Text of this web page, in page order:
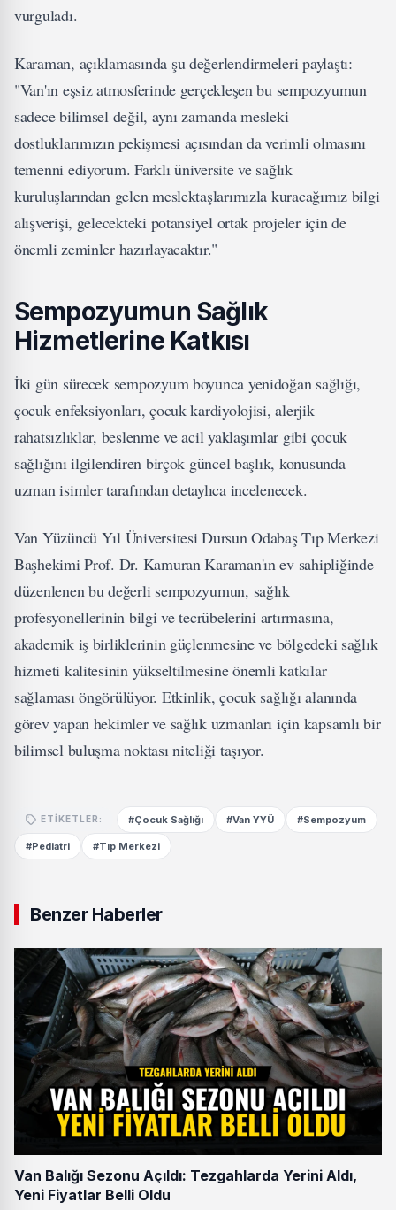
vurguladı.
Karaman, açıklamasında şu değerlendirmeleri paylaştı:
"Van'ın eşsiz atmosferinde gerçekleşen bu sempozyumun
sadece bilimsel değil, aynı zamanda mesleki
dostluklarımızın pekişmesi açısından da verimli olmasını
temenni ediyorum. Farklı üniversite ve sağlık
kuruluşlarından gelen meslektaşlarımızla kuracağımız bilgi
alışverişi, gelecekteki potansiyel ortak projeler için de
önemli zeminler hazırlayacaktır."
Sempozyumun Sağlık
Hizmetlerine Katkısı
İki gün sürecek sempozyum boyunca yenidoğan sağlığı,
çocuk enfeksiyonları, çocuk kardiyolojisi, alerjik
rahatsızlıklar, beslenme ve acil yaklaşımlar gibi çocuk
sağlığını ilgilendiren birçok güncel başlık, konusunda
uzman isimler tarafından detaylıca incelenecek.
Van Yüzüncü Yıl Üniversitesi Dursun Odabaş Tıp Merkezi
Başhekimi Prof. Dr. Kamuran Karaman'ın ev sahipliğinde
düzenlenen bu değerli sempozyumun, sağlık
profesyonellerinin bilgi ve tecrübelerini artırmasına,
akademik iş birliklerinin güçlenmesine ve bölgedeki sağlık
hizmeti kalitesinin yükseltilmesine önemli katkılar
sağlaması öngörülüyor. Etkinlik, çocuk sağlığı alanında
görev yapan hekimler ve sağlık uzmanları için kapsamlı bir
bilimsel buluşma noktası niteliği taşıyor.
ETIKETLER: #Çocuk Sağlığı #Van YYÜ #Sempozyum
#Pediatri #Tıp Merkezi
Benzer Haberler
Van Balığı Sezonu Açıldı: Tezgahlarda Yerini Aldı,
Yeni Fiyatlar Belli Oldu